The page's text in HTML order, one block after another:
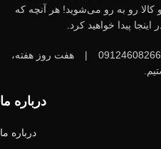
کالا رو به رو می‌شوید! هر آنچه که
پیدا خواهید کرد.
|
هفت روز هفته،
درباره ما
درباره ما